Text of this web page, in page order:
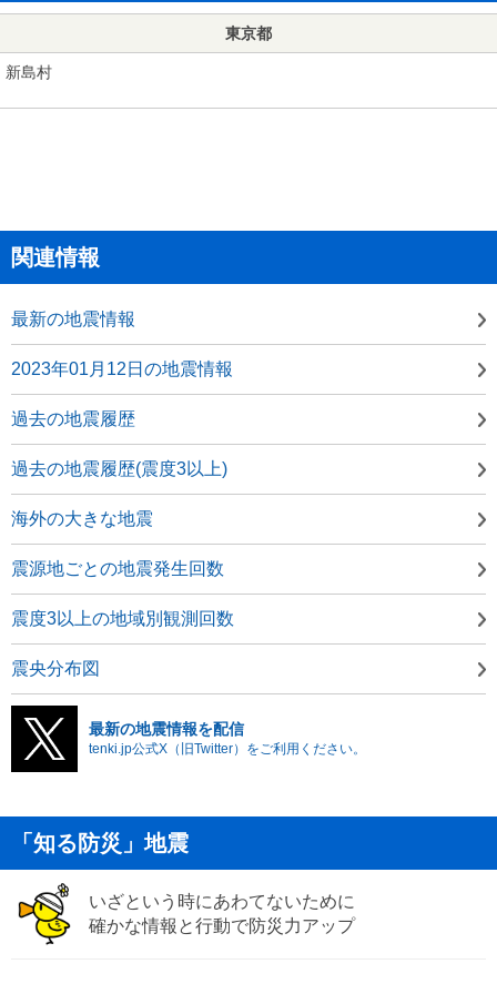
東京都
新島村
関連情報
最新の地震情報
2023年01月12日の地震情報
過去の地震履歴
過去の地震履歴(震度3以上)
海外の大きな地震
震源地ごとの地震発生回数
震度3以上の地域別観測回数
震央分布図
最新の地震情報を配信
tenki.jp公式X（旧Twitter）をご利用ください。
「知る防災」地震
いざという時にあわてないために
確かな情報と行動で防災力アップ